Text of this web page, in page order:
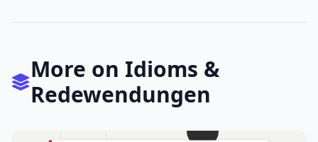
More on Idioms &
Redewendungen